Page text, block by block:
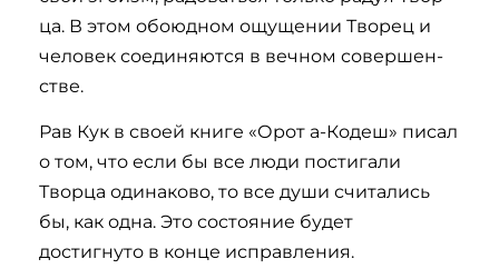
ца. В этом обоюдном ощущении Тво­рец и
че­ло­век со­еди­ня­ют­ся в вечном со­вер­шен­
ст­ве.
Рав Кук в своей книге «Орот а-Кодеш» писал
о том, что ес­ли бы все лю­ди по­сти­га­ли
Творца оди­на­ко­во, то все ду­ши счи­та­лись
бы, как од­на. Это состояние будет
достигнуто в конце исправления.